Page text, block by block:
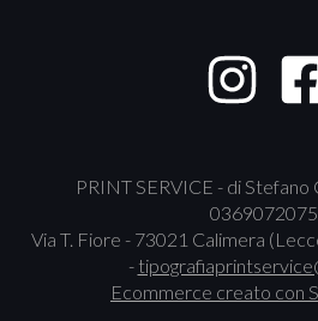
PRINT SERVICE - di Stefano
Via T. Fiore - 73021 Calimera
-
Ecommerce creato con